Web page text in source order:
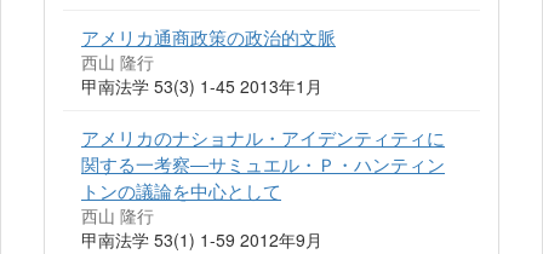
アメリカ通商政策の政治的文脈
西山 隆行
甲南法学 53(3) 1-45 2013年1月
アメリカのナショナル・アイデンティティに
関する一考察―サミュエル・Ｐ・ハンティン
トンの議論を中心として
西山 隆行
甲南法学 53(1) 1-59 2012年9月